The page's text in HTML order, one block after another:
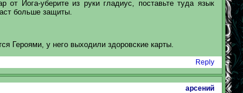
Йога-уберите из руки гладиус, поставьте туда язык
больше защиты.
Героями, у него выходили здоровские карты.
Reply
арсений